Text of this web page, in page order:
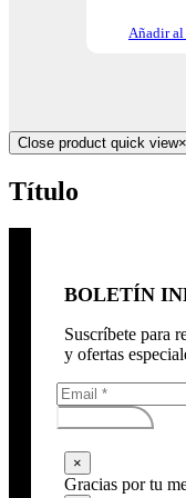
Añadir
Close product quick view×
Título
BOLETÍN
Suscríbete para
y ofertas
Subscribirse
×
Gracias por tu